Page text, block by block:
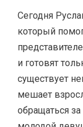
Сегодня
который
и готовят
существует
мешает
обращаться